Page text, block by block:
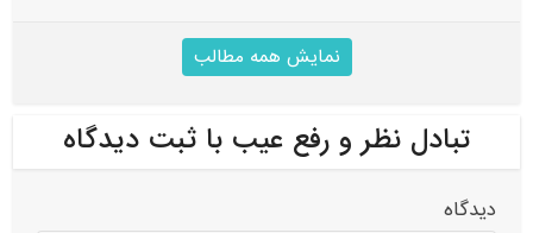
نمایش همه مطالب
تبادل نظر و رفع عیب با ثبت دیدگاه
دیدگاه